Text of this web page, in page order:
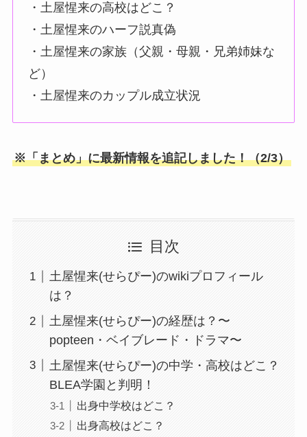
・土屋惺来の高校はどこ？
・土屋惺来のハーフ説真偽
・土屋惺来の家族（父親・母親・兄弟姉妹な
ど）
・土屋惺来のカップル成立状況
※「まとめ」に最新情報を追記しました！（2/3）
目次
土屋惺来(せらぴー)のwikiプロフィール
は？
土屋惺来(せらぴー)の経歴は？〜
popteen・ベイブレード・ドラマ〜
土屋惺来(せらぴー)の中学・高校はどこ？
BLEA学園と判明！
出身中学校はどこ？
出身高校はどこ？